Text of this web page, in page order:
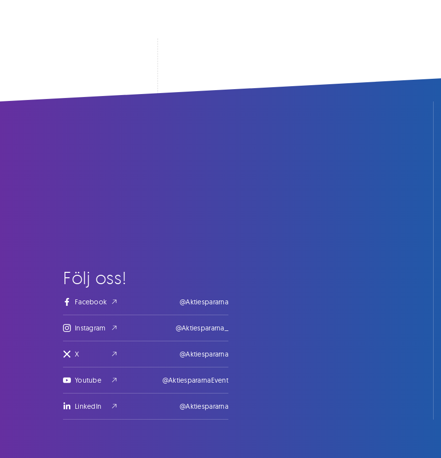
Följ oss!
Facebook @Aktiespararna
Instagram @Aktiespararna_
X @Aktiespararna
Youtube @AktiespararnaEvent
LinkedIn @Aktiespararna